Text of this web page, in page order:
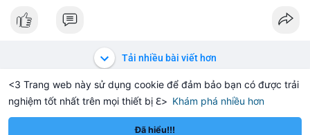
<3 Trang web này sử dụng cookie để đảm bảo bạn có được trải
nghiệm tốt nhất trên mọi thiết bị ℇ> Khám phá nhiều hơn
Đã hiểu!!!
$1,913.40 -0.24% Solana SOL $76.04 +1.85%
Tải nhiều bài viết hơn